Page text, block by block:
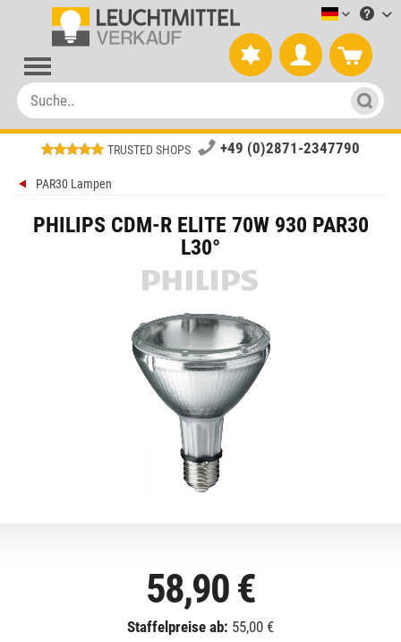
TRUSTED SHOPS +49 (0)2871-2347790
PAR30 Lampen
PHILIPS CDM-R ELITE 70W 930 PAR30
L30°
58,90 €
Staffelpreise ab: 55,00 €